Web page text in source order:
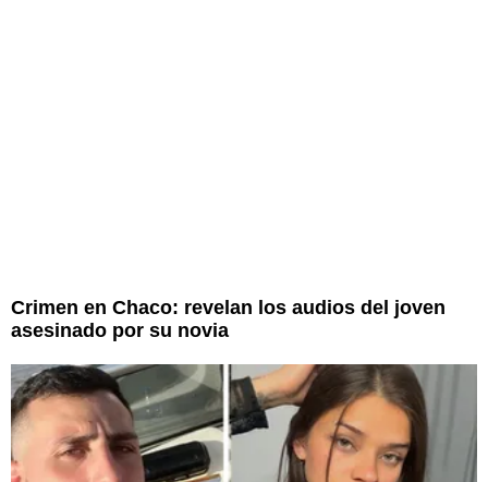
Crimen en Chaco: revelan los audios del joven
asesinado por su novia